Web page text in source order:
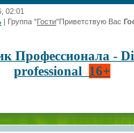
02:01
| Группа "Гости"Приветствую Вас
Профессионала -
professional 16+